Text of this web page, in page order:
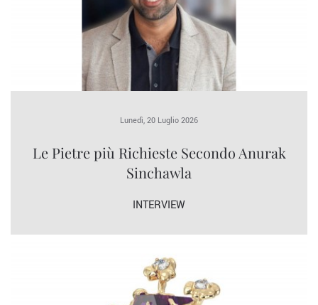
Lunedì, 20 Luglio 2026
Le Pietre più Richieste Secondo Anurak
Sinchawla
INTERVIEW